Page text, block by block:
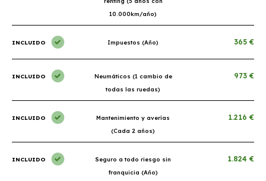
10.000km/año)
INCLUIDO Impuestos (Año) 365 €
INCLUIDO
Neumáticos (1 cambio de
todas las ruedas)
973 €
INCLUIDO
Mantenimiento y averías
(Cada 2 años)
1.216 €
INCLUIDO
Seguro a todo riesgo sin
franquicia (Año)
1.824 €